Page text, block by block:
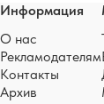
Информация
О нас
Рекламодателям
Контакты
Архив